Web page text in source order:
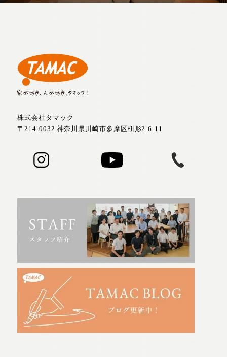
株式会社タマック
〒214-0032 神奈川県川崎市多摩区枡形2-6-11